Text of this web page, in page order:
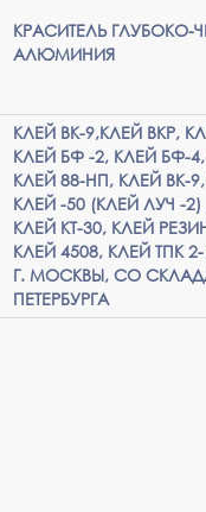
КРАСИТЕЛЬ ГЛУБОКО-
АЛЮМИНИЯ
КЛЕЙ ВК-9,КЛЕЙ ВКР,
КЛЕЙ БФ -2, КЛЕЙ БФ-
КЛЕЙ 88-НП, КЛЕЙ ВК-
КЛЕЙ -50 (КЛЕЙ ЛУЧ -2)
КЛЕЙ КТ-30, КЛЕЙ
КЛЕЙ 4508, КЛЕЙ ТПК
Г. МОСКВЫ, СО
ПЕТЕРБУРГА